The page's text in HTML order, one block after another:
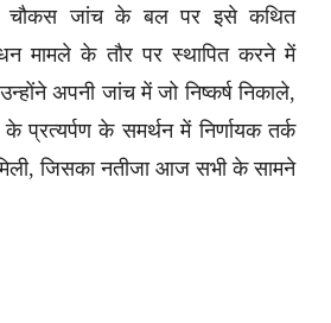
चौकस जांच के बल पर इसे कथित
मामले के तौर पर स्थापित करने में
अपनी जांच में जो निष्कर्ष निकाले,
प्रत्यर्पण के समर्थन में निर्णायक तर्क
जिसका नतीजा आज सभी के सामने